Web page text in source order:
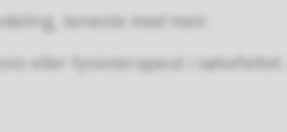
teneste med meir.
eller fysioterapeut i